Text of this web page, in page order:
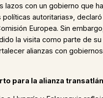
lazos con un gobierno que
autoritarias», declaró
Europea. Sin
la visita como parte de su
alianzas con
para la alianza